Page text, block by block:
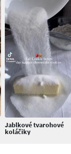
Jablkové tvarohové
koláčiky